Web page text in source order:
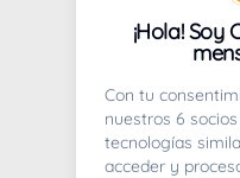
¡Hola! Soy
Con tu
nuestros 6
tecnologías
acceder y